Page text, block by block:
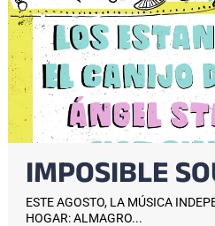
IMPOSIBLE
ESTE AGOSTO, LA MÚSICA
HOGAR: ALMAGRO...